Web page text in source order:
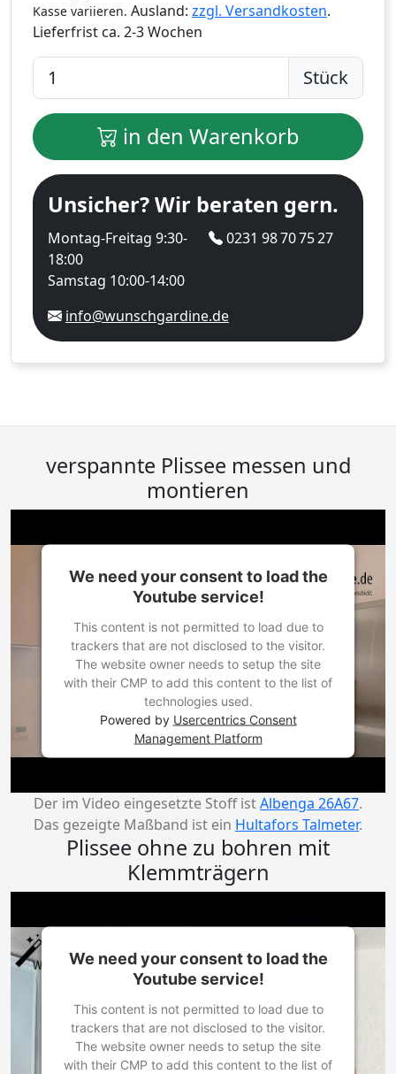
Kasse variieren. Ausland: zzgl. Versandkosten.
Lieferfrist ca. 2-3 Wochen
Stück
in den Warenkorb
Unsicher? Wir beraten gern.
Montag-Freitag 9:30-
18:00
Samstag 10:00-14:00
0231 98 70 75 27
info@wunschgardine.de
verspannte Plissee messen und
montieren
We need your consent to load the
Youtube service!
This content is not permitted to load due to
trackers that are not disclosed to the visitor.
The website owner needs to setup the site
with their CMP to add this content to the list of
technologies used.
Powered by Usercentrics Consent
Management Platform
Der im Video eingesetzte Stoff istAlbenga 26A67.
Das gezeigte Maßband ist ein Hultafors Talmeter.
Plissee ohne zu bohren mit
Klemmträgern
We need your consent to load the
Youtube service!
This content is not permitted to load due to
trackers that are not disclosed to the visitor.
The website owner needs to setup the site
with their CMP to add this content to the list of